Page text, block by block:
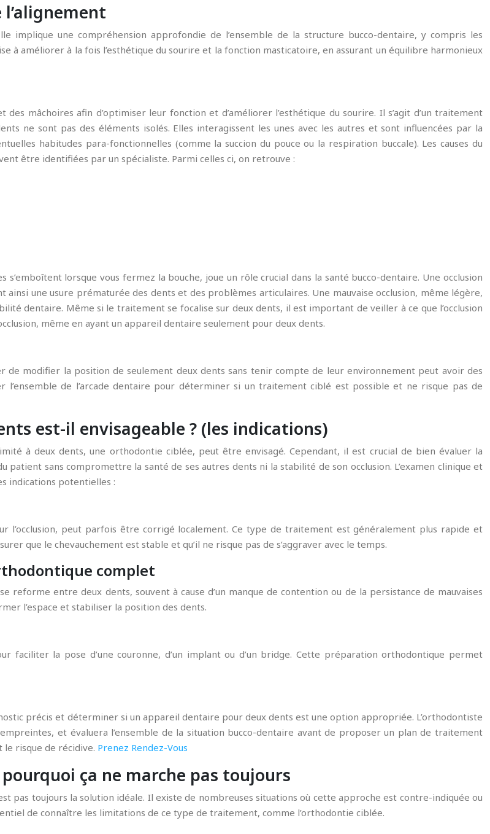
implique une compréhension approfondie de l’ensemble de la structure bucco-dentaire, y compris les
à améliorer à la fois l’esthétique du sourire et la fonction masticatoire, en assurant un équilibre harmonieux
mâchoires afin d’optimiser leur fonction et d’améliorer l’esthétique du sourire. Il s’agit d’un traitement
ne sont pas des éléments isolés. Elles interagissent les unes avec les autres et sont influencées par la
habitudes para-fonctionnelles (comme la succion du pouce ou la respiration buccale). Les causes du
être identifiées par un spécialiste. Parmi celles ci, on retrouve :
lorsque vous fermez la bouche, joue un rôle crucial dans la santé bucco-dentaire. Une occlusion
une usure prématurée des dents et des problèmes articulaires. Une mauvaise occlusion, même légère,
dentaire. Même si le traitement se focalise sur deux dents, il est important de veiller à ce que l’occlusion
même en ayant un appareil dentaire seulement pour deux dents.
de modifier la position de seulement deux dents sans tenir compte de leur environnement peut avoir des
l’ensemble de l’arcade dentaire pour déterminer si un traitement ciblé est possible et ne risque pas de
est-il envisageable ? (les indications)
à deux dents, une orthodontie ciblée, peut être envisagé. Cependant, il est crucial de bien évaluer la
sans compromettre la santé de ses autres dents ni la stabilité de son occlusion. L’examen clinique et
indications potentielles :
l’occlusion, peut parfois être corrigé localement. Ce type de traitement est généralement plus rapide et
que le chevauchement est stable et qu’il ne risque pas de s’aggraver avec le temps.
complet
entre deux dents, souvent à cause d’un manque de contention ou de la persistance de mauvaises
l’espace et stabiliser la position des dents.
faciliter la pose d’une couronne, d’un implant ou d’un bridge. Cette préparation orthodontique permet
précis et déterminer si un appareil dentaire pour deux dents est une option appropriée. L’orthodontiste
et évaluera l’ensemble de la situation bucco-dentaire avant de proposer un plan de traitement
le risque de récidive. Prenez Rendez-Vous
ça ne marche pas toujours
pas toujours la solution idéale. Il existe de nombreuses situations où cette approche est contre-indiquée ou
de connaître les limitations de ce type de traitement, comme l’orthodontie ciblée.